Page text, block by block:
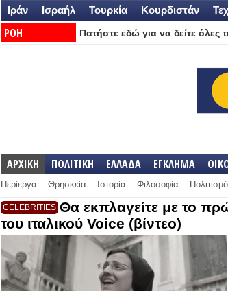
Ιράν Ισραήλ Τουρκία Κουρδιστάν
ΡΟΗ
Πατήστε εδώ για να δείτε όλες
ΑΡΧΙΚΗ ΠΟΛΙΤΙΚΗ ΕΛΛΑΔΑ ΕΓΚΛΗΜΑ
Περίεργα Θρησκεία Ιστορία Φιλοσοφία
CELEBRITIES Θα εκπλαγείτε με το
του ιταλικού Voice (βίντεο)